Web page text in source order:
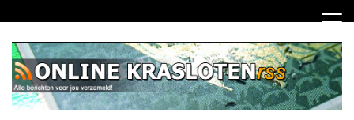
naar
inhoud